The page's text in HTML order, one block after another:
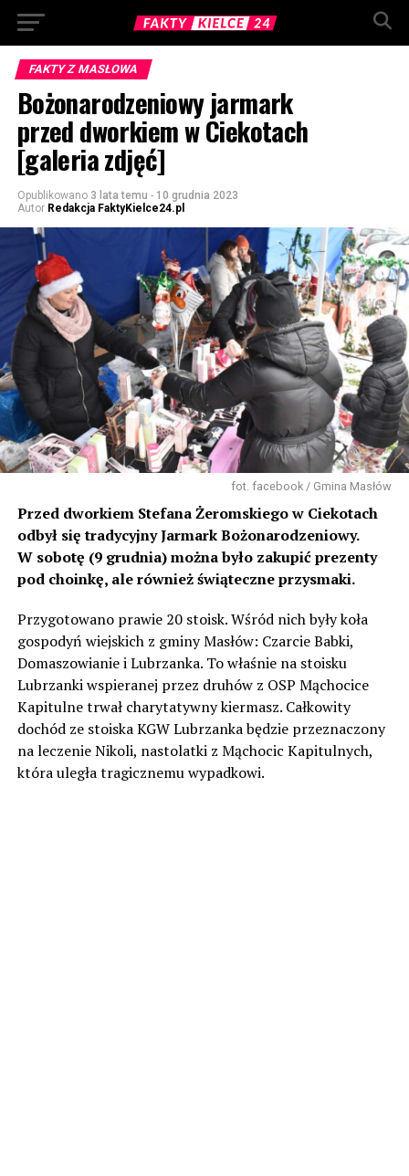
FAKTY Z MASŁOWA
Bożonarodzeniowy jarmark
przed dworkiem w Ciekotach
[galeria zdjęć]
Opublikowano 3 lata temu - 10 grudnia 2023
Autor Redakcja FaktyKielce24.pl
fot. facebook / Gmina Masłów
Przed dworkiem Stefana Żeromskiego w Ciekotach
odbył się tradycyjny Jarmark Bożonarodzeniowy.
W sobotę (9 grudnia) można było zakupić prezenty
pod choinkę, ale również świąteczne przysmaki.
Przygotowano prawie 20 stoisk. Wśród nich były koła
gospodyń wiejskich z gminy Masłów: Czarcie Babki,
Domaszowianie i Lubrzanka. To właśnie na stoisku
Lubrzanki wspieranej przez druhów z OSP Mąchocice
Kapitulne trwał charytatywny kiermasz. Całkowity
dochód ze stoiska KGW Lubrzanka będzie przeznaczony
na leczenie Nikoli, nastolatki z Mąchocic Kapitulnych,
która uległa tragicznemu wypadkowi.